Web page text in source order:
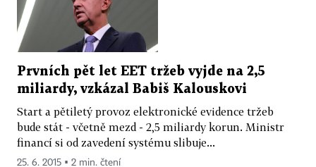
Prvních pět let EET tržeb vyjde na 2,5
miliardy, vzkázal Babiš Kalouskovi
Start a pětiletý provoz elektronické evidence tržeb
bude stát - včetně mezd - 2,5 miliardy korun. Ministr
financí si od zavedení systému slibuje...
25. 6. 2015 ▪ 2 min. čtení